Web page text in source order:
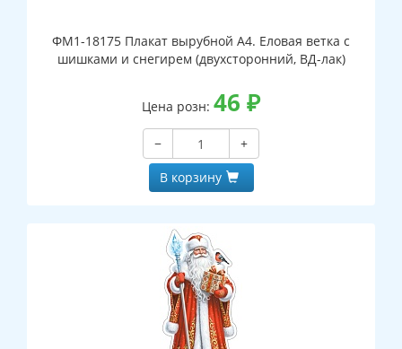
ФМ1-18175 Плакат вырубной А4. Еловая ветка с
шишками и снегирем (двухсторонний, ВД-лак)
Цена розн: 46 ₽
−
+
В корзину